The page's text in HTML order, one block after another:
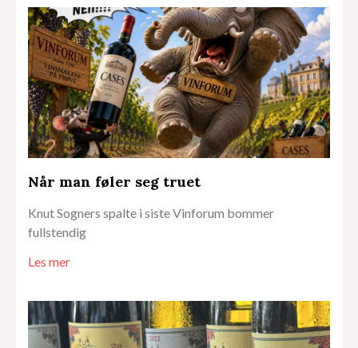
Når man føler seg truet
Knut Sogners spalte i siste Vinforum bommer
fullstendig
Les mer